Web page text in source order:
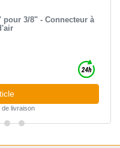
pour 3/8" - Connecteur à
de livraison